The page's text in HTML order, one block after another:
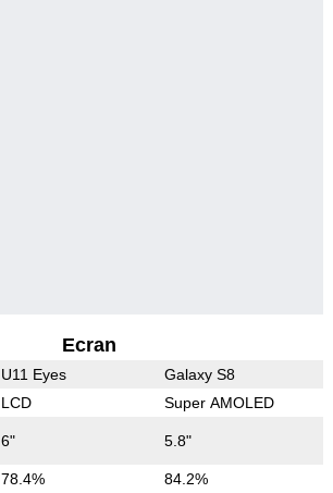
Ecran
U11 Eyes Galaxy S8
LCD Super AMOLED
6" 5.8"
78.4% 84.2%